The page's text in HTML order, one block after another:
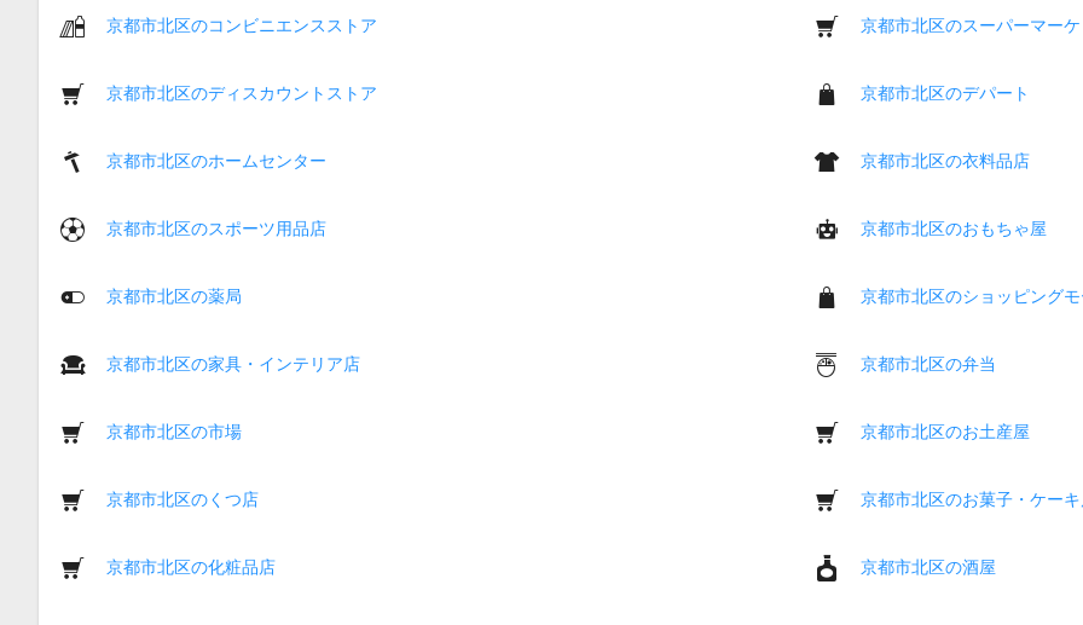
京都市北区のコンビニエンスストア 京都市北区のスーパーマー
京都市北区のディスカウントストア 京都市北区のデパート
京都市北区のホームセンター 京都市北区の衣料品店
京都市北区のスポーツ用品店 京都市北区のおもちゃ屋
京都市北区の薬局 京都市北区のショッピング
京都市北区の家具・インテリア店 京都市北区の弁当
京都市北区の市場 京都市北区のお土産屋
京都市北区のくつ店 京都市北区のお菓子・ケー
京都市北区の化粧品店 京都市北区の酒屋